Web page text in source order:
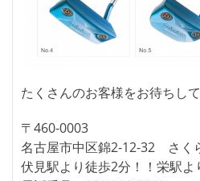
たくさんのお客様をお待ちし
〒460-0003
名古屋市中区錦2-12-32 さ
伏見駅より徒歩2分！！栄駅よ